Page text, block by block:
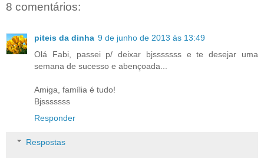
8 comentários:
piteis da dinha 9 de junho de 2013 às 13:49
Olá Fabi, passei p/ deixar bjsssssss e te desejar uma
semana de sucesso e abençoada...
Amiga, família é tudo!
Bjsssssss
Responder
Respostas